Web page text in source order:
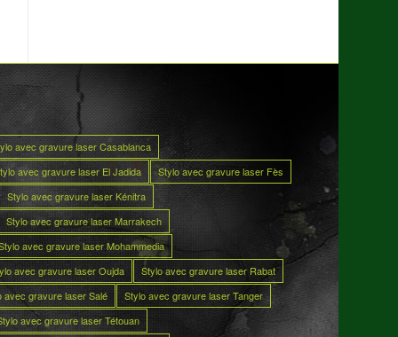
avec gravure laser Casablanca
avec gravure laser El Jadida
Stylo avec gravure laser Fès
Stylo avec gravure laser Kénitra
Stylo avec gravure laser Marrakech
avec gravure laser Mohammedia
avec gravure laser Oujda
Stylo avec gravure laser Rabat
avec gravure laser Salé
Stylo avec gravure laser Tanger
avec gravure laser Tétouan